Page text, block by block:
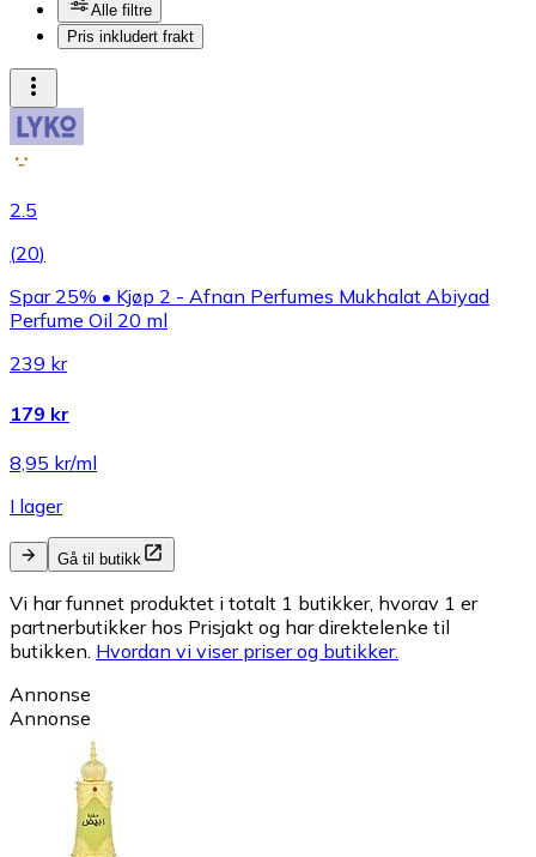
Alle filtre
Pris inkludert frakt
2.5
(20)
Spar 25% • Kjøp 2 - Afnan Perfumes Mukhalat Abiyad
Perfume Oil 20 ml
239 kr
179 kr
8,95 kr/ml
I lager
Gå til butikk
Vi har funnet produktet i totalt 1 butikker, hvorav 1 er
partnerbutikker hos Prisjakt og har direktelenke til
butikken. Hvordan vi viser priser og butikker.
Annonse
Annonse